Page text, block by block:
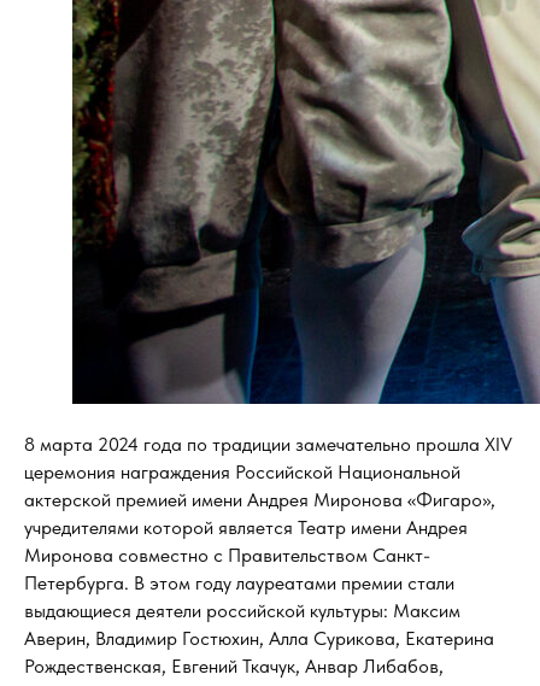
8 марта 2024 года по традиции замечательно прошла XIV
церемония награждения Российской Национальной
актерской премией имени Андрея Миронова «Фигаро»,
учредителями которой является Театр имени Андрея
Миронова совместно с Правительством Санкт-
Петербурга. В этом году лауреатами премии стали
выдающиеся деятели российской культуры: Максим
Аверин, Владимир Гостюхин, Алла Сурикова, Екатерина
Рождественская, Евгений Ткачук, Анвар Либабов,